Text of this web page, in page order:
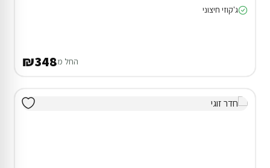
ג'קוזי חיצוני
החל מ₪348